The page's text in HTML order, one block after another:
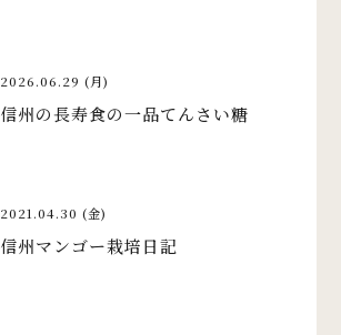
2026.06.29 (月)
信州の長寿食の一品てんさい糖
2021.04.30 (金)
信州マンゴー栽培日記